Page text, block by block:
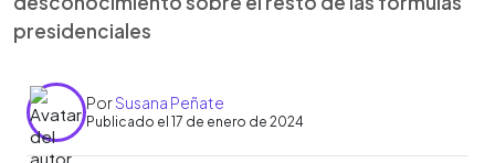
presidenciales
PorSusana Peñate
Publicado el 17 de enero de 2024